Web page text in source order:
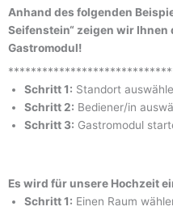
Anhand des folgenden
Seifenstein“ zeigen wir Ihnen
Gastromodul!
Schritt 1: Standort
Schritt 2: Bediener/in
Schritt 3: Gastromodul
Es wird für unsere Hochzeit
Schritt 1: Einen Raum